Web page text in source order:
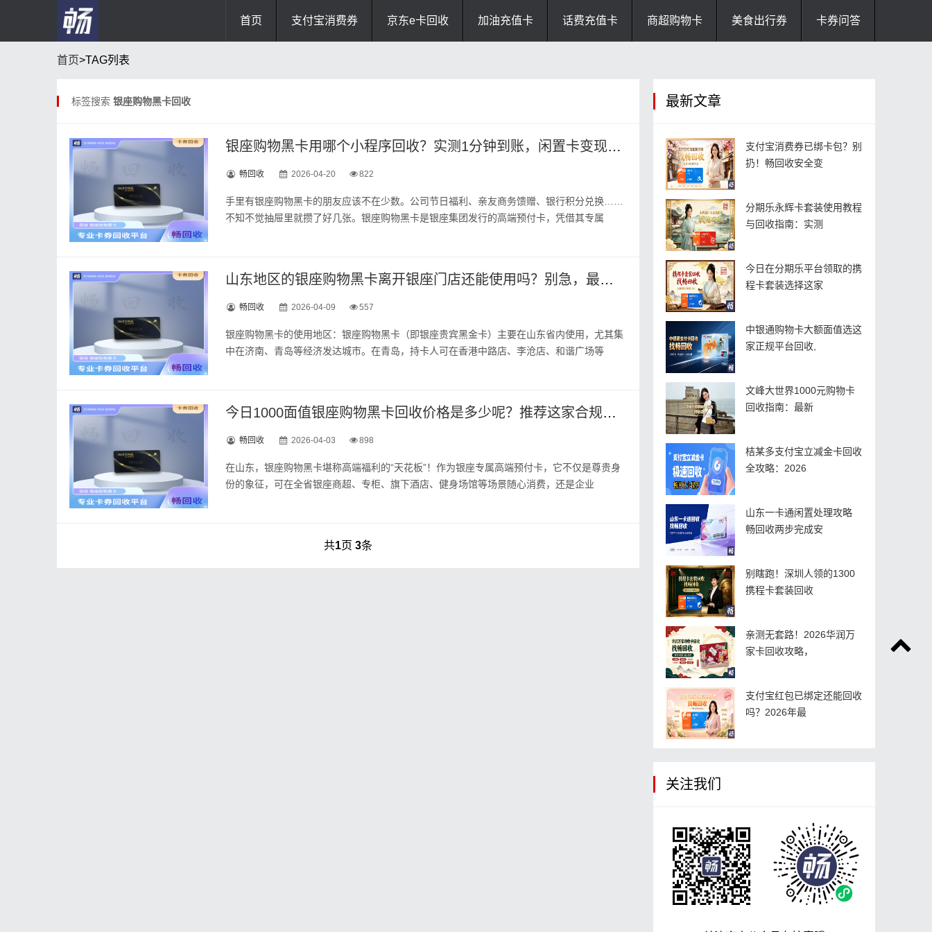
首页 支付宝消费券 京东e卡回收 加油充值卡 话费充值卡 商超购物卡 美食出行券 卡券问答
首页>TAG列表
标签搜索 银座购物黑卡回收
银座购物黑卡用哪个小程序回收？实测1分钟到账，闲置卡变现选它就对了！
畅回收 2026-04-20 822
手里有银座购物黑卡的朋友应该不在少数。公司节日福利、亲友商务馈赠、银行积分兑换……
不知不觉抽屉里就攒了好几张。银座购物黑卡是银座集团发行的高端预付卡，凭借其专属
山东地区的银座购物黑卡离开银座门店还能使用吗？别急，最新回收折现攻略来袭！附全部流程
畅回收 2026-04-09 557
银座购物黑卡的使用地区：银座购物黑卡（即银座贵宾黑金卡）主要在山东省内使用，尤其集
中在济南、青岛等经济发达城市。在青岛，持卡人可在香港中路店、李沧店、和谐广场等
今日1000面值银座购物黑卡回收价格是多少呢？推荐这家合规的回收渠道
畅回收 2026-04-03 898
在山东，银座购物黑卡堪称高端福利的“天花板”！作为银座专属高端预付卡，它不仅是尊贵身
份的象征，可在全省银座商超、专柜、旗下酒店、健身场馆等场景随心消费，还是企业
共1页 3条
最新文章
支付宝消费券已绑卡包？别
扔！畅回收安全变
分期乐永辉卡套装使用教程
与回收指南：实测
今日在分期乐平台领取的携
程卡套装选择这家
中银通购物卡大额面值选这
家正规平台回收,
文峰大世界1000元购物卡
回收指南：最新
桔某多支付宝立减金卡回收
全攻略：2026
山东一卡通闲置处理攻略
畅回收两步完成安
别瞎跑！深圳人领的1300
携程卡套装回收
亲测无套路！2026华润万
家卡回收攻略，
支付宝红包已绑定还能回收
吗？2026年最
关注我们